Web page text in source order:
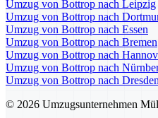
Umzug von Bottrop nach Leipzig
Umzug von Bottrop nach
Umzug von Bottrop nach Essen
Umzug von Bottrop nach Bremen
Umzug von Bottrop nach
Umzug von Bottrop nach
Umzug von Bottrop nach Dresden
© 2026 Umzugsunternehmen